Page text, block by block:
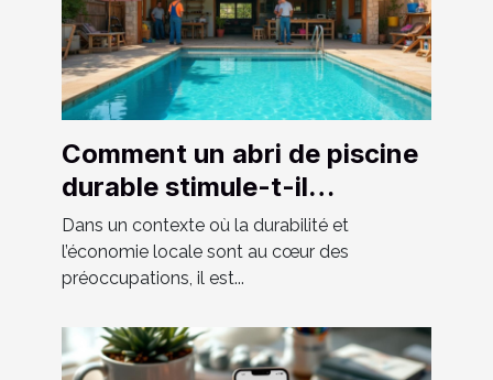
Comment un abri de piscine
durable stimule-t-il
l'économie locale ?
Dans un contexte où la durabilité et
l’économie locale sont au cœur des
préoccupations, il est...